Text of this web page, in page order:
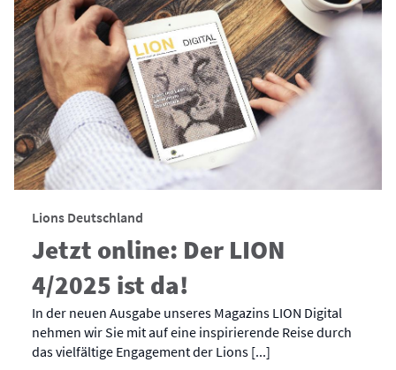
Lions Deutschland
Jetzt online: Der LION
4/2025 ist da!
In der neuen Ausgabe unseres Magazins LION Digital
nehmen wir Sie mit auf eine inspirierende Reise durch
das vielfältige Engagement der Lions [...]